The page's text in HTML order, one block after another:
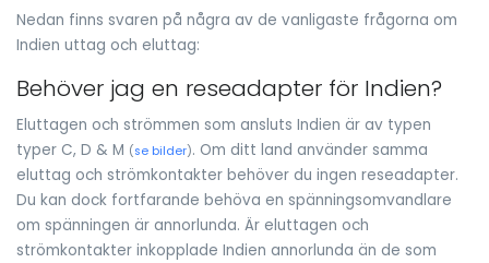
Nedan finns svaren på några av de vanligaste frågorna om
Indien uttag och eluttag:
Behöver jag en reseadapter för Indien?
Eluttagen och strömmen som ansluts Indien är av typen
typer C, D & M (se bilder). Om ditt land använder samma
eluttag och strömkontakter behöver du ingen reseadapter.
Du kan dock fortfarande behöva en spänningsomvandlare
om spänningen är annorlunda. Är eluttagen och
strömkontakter inkopplade Indien annorlunda än de som